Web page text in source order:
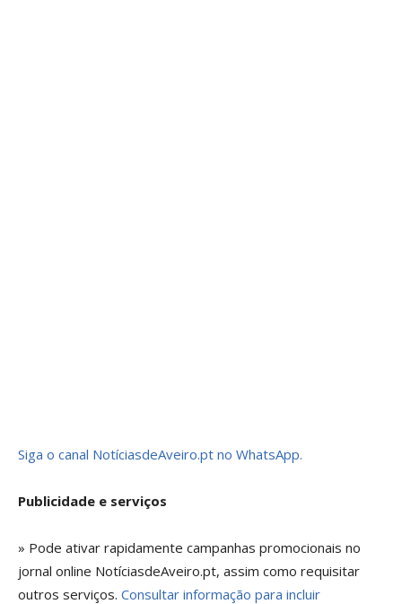
Siga o canal NotíciasdeAveiro.pt no WhatsApp.
Publicidade e serviços
» Pode ativar rapidamente campanhas promocionais no
jornal online NotíciasdeAveiro.pt, assim como requisitar
outros serviços. Consultar informação para incluir